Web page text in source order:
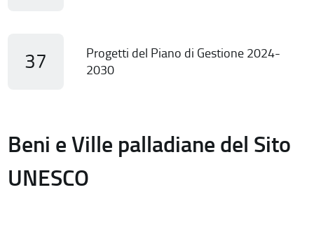
37
Progetti del Piano di Gestione 2024-
2030
Beni e Ville palladiane del Sito
UNESCO